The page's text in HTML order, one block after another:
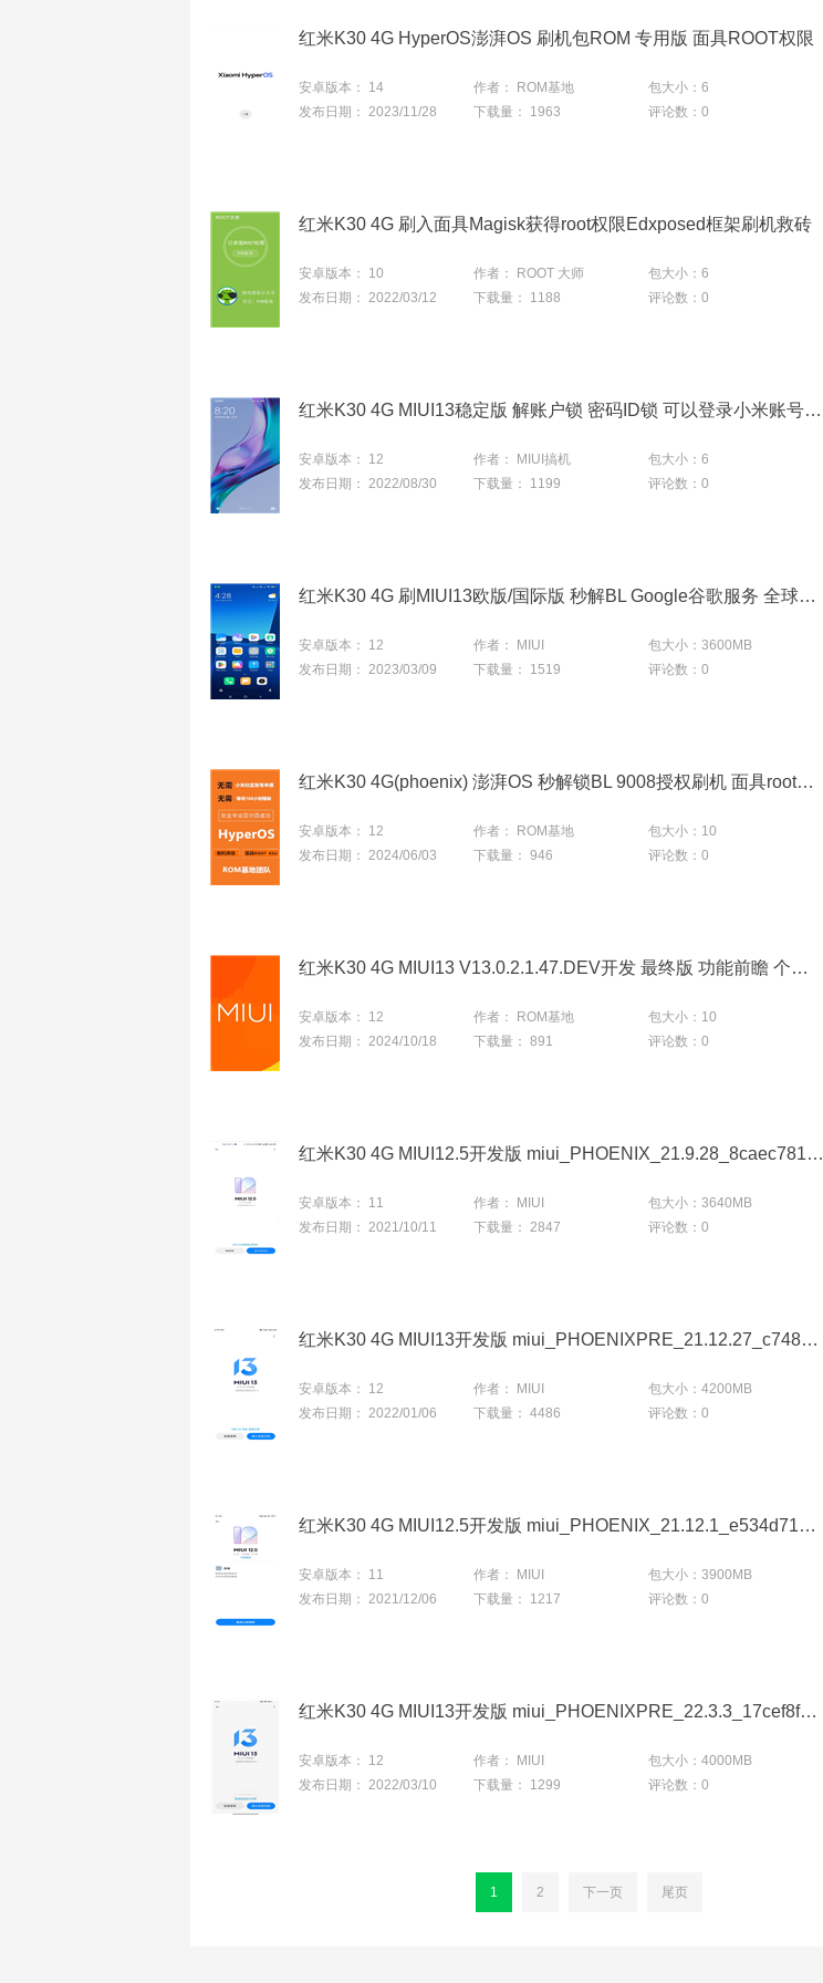
红米K30 4G HyperOS澎湃OS 刷机包ROM 专用版 面具ROOT权限
安卓版本： 14 作者： ROM基地 包大小： 6
发布日期： 2023/11/28 下载量： 1963 评论数： 0
红米K30 4G 刷入面具Magisk获得root权限Edxposed框架刷机救砖
安卓版本： 10 作者： ROOT 大师 包大小： 6
发布日期： 2022/03/12 下载量： 1188 评论数： 0
红米K30 4G MIUI13稳定版 解账户锁 密码ID锁 可以登录小米账号 完美使用
安卓版本： 12 作者： MIUI搞机 包大小： 6
发布日期： 2022/08/30 下载量： 1199 评论数： 0
红米K30 4G 刷MIUI13欧版/国际版 秒解BL Google谷歌服务 全球语言 干净流畅
安卓版本： 12 作者： MIUI 包大小： 3600MB
发布日期： 2023/03/09 下载量： 1519 评论数： 0
红米K30 4G(phoenix) 澎湃OS 秒解锁BL 9008授权刷机 面具root权限 刷国际/欧版 降级出厂
安卓版本： 12 作者： ROM基地 包大小： 10
发布日期： 2024/06/03 下载量： 946 评论数： 0
红米K30 4G MIUI13 V13.0.2.1.47.DEV开发 最终版 功能前瞻 个性定制 原汁原味 快如闪电
安卓版本： 12 作者： ROM基地 包大小： 10
发布日期： 2024/10/18 下载量： 891 评论数： 0
红米K30 4G MIUI12.5开发版 miui_PHOENIX_21.9.28_8caec78161_11.0原版卡刷包
安卓版本： 11 作者： MIUI 包大小： 3640MB
发布日期： 2021/10/11 下载量： 2847 评论数： 0
红米K30 4G MIUI13开发版 miui_PHOENIXPRE_21.12.27_c7485f134f_12.0原版卡刷包
安卓版本： 12 作者： MIUI 包大小： 4200MB
发布日期： 2022/01/06 下载量： 4486 评论数： 0
红米K30 4G MIUI12.5开发版 miui_PHOENIX_21.12.1_e534d713c8_11.0原版卡刷包
安卓版本： 11 作者： MIUI 包大小： 3900MB
发布日期： 2021/12/06 下载量： 1217 评论数： 0
红米K30 4G MIUI13开发版 miui_PHOENIXPRE_22.3.3_17cef8f9c3_12.0原版卡刷包
安卓版本： 12 作者： MIUI 包大小： 4000MB
发布日期： 2022/03/10 下载量： 1299 评论数： 0
1 2 下一页 尾页